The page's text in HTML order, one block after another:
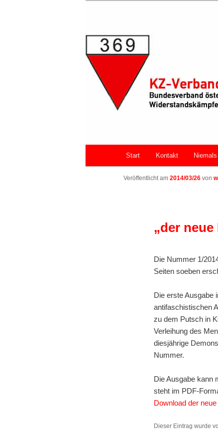
KZ-Verband/
Bundesverband
Start Kontakt
„der
Veröffentlicht am 2014/03/26 von
Die Nummer 1/
Seiten soeben
Die erste Ausgabe
antifaschistischen
zu dem Putsch in
Verleihung des
diesjährige
Nummer.
Die Ausgabe kann
steht im PDF-
Download der
Dieser Eintrag wurde